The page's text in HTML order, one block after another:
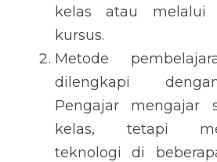
kelas atau melalui
kursus.
Metode
dilengkapi
Pengajar mengajar
kelas, tetapi
teknologi di